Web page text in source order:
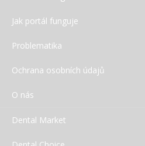
Jak portál funguje
Problematika
Ochrana osobních údajů
O nás
Dental Market